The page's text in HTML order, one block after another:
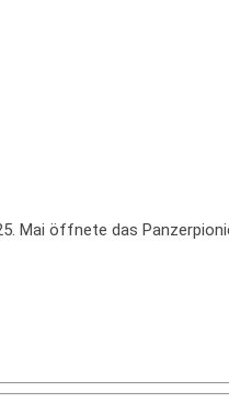
Mai öffnete das